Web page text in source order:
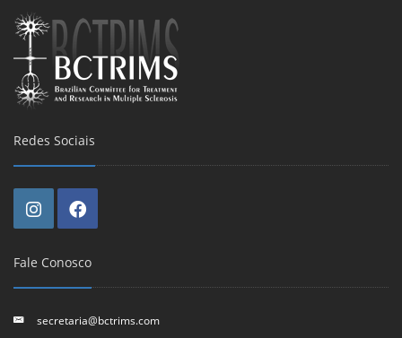
Redes Sociais
Fale Conosco
secretaria@bctrims.com